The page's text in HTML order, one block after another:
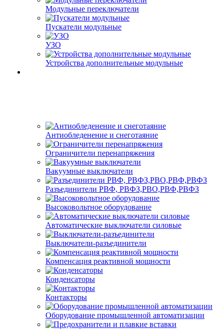
Модульные переключатели
Пускатели модульные
УЗО
Устройства дополнительные модульные
Антиобледенение и снеготаяние
Ограничители перенапряжения
Вакуумные выключатели
Разъединители РВФ, РВФЗ,РВО,РВФ,РВФЗ
Высоковольтное оборудование
Автоматические выключатели cиловые
Выключатели-разъединители
Компенсация реактивной мощности
Конденсаторы
Контакторы
Оборудование промышленной автоматизации